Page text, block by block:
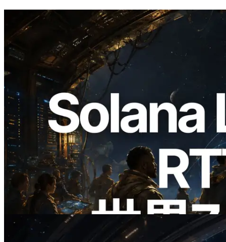
2026.08.05
ERPC、Solana Leader Slot APIを世界7
リージョンのping計測に拡張—
Validators Information APIも公開
この記事を読む